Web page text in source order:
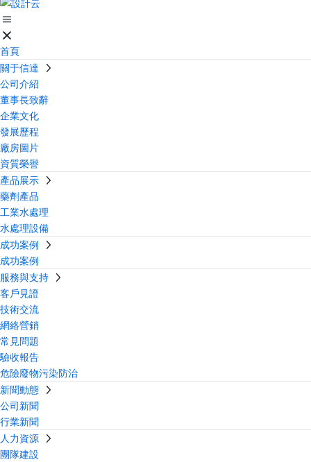
首頁
關于信達
公司介紹
董事長致辭
企業文化
發展歷程
廠房圖片
資質榮譽
產品展示
藥劑產品
工業水處理
水處理設備
成功案例
成功案例
服務與支持
客戶見證
技術交流
網絡營銷
常見問題
驗收報告
危險廢物污染防治
新聞動態
公司新聞
行業新聞
人力資源
團隊建設